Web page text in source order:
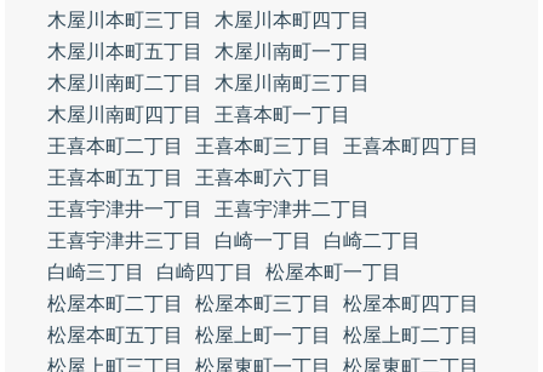
木屋川本町三丁目
木屋川本町四丁目
木屋川本町五丁目
木屋川南町一丁目
木屋川南町二丁目
木屋川南町三丁目
木屋川南町四丁目
王喜本町一丁目
王喜本町二丁目
王喜本町三丁目
王喜本町四丁目
王喜本町五丁目
王喜本町六丁目
王喜宇津井一丁目
王喜宇津井二丁目
王喜宇津井三丁目
白崎一丁目
白崎二丁目
白崎三丁目
白崎四丁目
松屋本町一丁目
松屋本町二丁目
松屋本町三丁目
松屋本町四丁目
松屋本町五丁目
松屋上町一丁目
松屋上町二丁目
松屋上町三丁目
松屋東町一丁目
松屋東町二丁目